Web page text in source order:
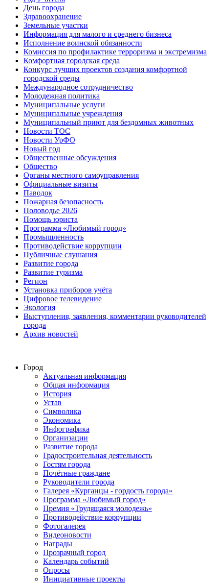
День города
Здравоохранение
Земельные участки
Информация для малого и среднего бизнеса
Исполнение воинской обязанности
Комиссия по профилактике терроризма и экстремизма
Комфортная городская среда
Конкурс лучших проектов создания комфортной
городской среды
Международное сотрудничество
Молодежная политика
Муниципальные услуги
Муниципальные учреждения
Муниципальный приют для бездомных животных
Новости ТОС
Новости УрФО
Новый год
Общественные обсуждения
Общество
Органы местного самоуправления
Официальные визиты
Паводок
Пожарная безопасность
Половодье 2026
Помощь юриста
Программа «Любимый город»
Промышленность
Противодействие коррупции
Публичные слушания
Развитие города
Развитие туризма
Регион
Установка приборов учёта
Цифровое телевидение
Экология
Выступления, заявления, комментарии руководителей
города
Архив новостей
Город
Актуальная информация
Общая информация
История
Устав
Символика
Экономика
Инфографика
Организации
Развитие города
Градостроительная деятельность
Гостям города
Почётные граждане
Руководители города
Галерея «Курганцы - гордость города»
Программа «Любимый город»
Премия «Трудящаяся молодежь»
Противодействие коррупции
Фотогалерея
Видеоновости
Награды
Прозрачный город
Календарь событий
Опросы
Инициативные проекты